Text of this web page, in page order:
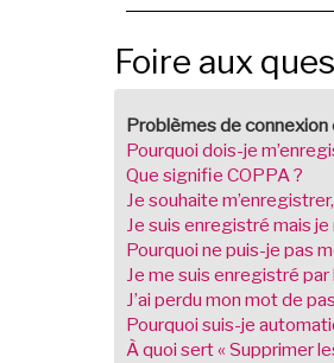
Foire aux
Problèmes de
Pourquoi dois-je
Que signifie COPPA ?
Je souhaite
Je suis enregistré mais
Pourquoi ne puis-je pas
Je me suis enregistré
J’ai perdu mon mot de
Pourquoi suis-je
À quoi sert « Supprimer